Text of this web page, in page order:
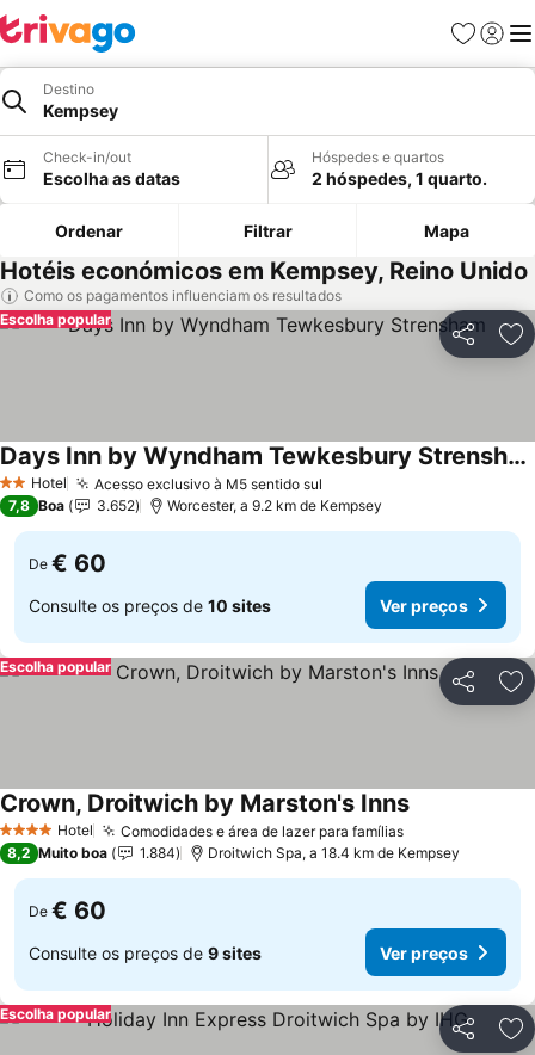
Favoritos
Iniciar
Destino
Kempsey
Check-in/out
Escolha as datas
Hóspedes e quartos
2 hóspedes, 1 quarto.
Ordenar Filtrar Mapa
Hotéis económicos em Kempsey, Reino Unido
Como os pagamentos influenciam os resultados
Partilhar
Escolha popular
2 Estrelas
Hotel Acesso exclusivo à M5 sentido sul
Days Inn by Wyndham Tewkesbury Strensham
7,8 Boa 3.652 Worcester, a 9.2 km de Kempsey
De € 60
Consulte os preços de 10 sites Ver preços
Partilhar
Escolha popular
4 EstrelasHotel Comodidades e área de lazer para famílias
Crown, Droitwich by Marston's Inns
8,2 Muito boa 1.884 Droitwich Spa, a 18.4 km de Kempsey
De € 60
Consulte os preços de 9 sites Ver preços
Partilhar
Escolha popular